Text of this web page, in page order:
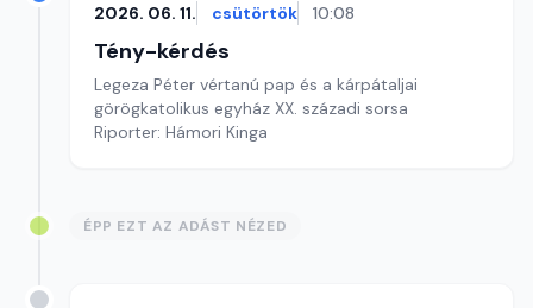
2026. 06. 11. csütörtök 10:08
Tény-kérdés
Legeza Péter vértanú pap és a kárpátaljai
görögkatolikus egyház XX. századi sorsa
Riporter: Hámori Kinga
ÉPP EZT AZ ADÁST NÉZED